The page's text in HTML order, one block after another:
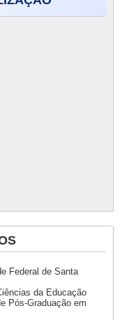
Federal de Santa
da Educação
Pós-Graduação em